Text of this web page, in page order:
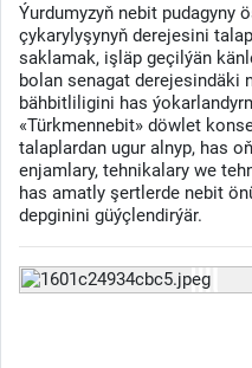
Ýurdumyzyň nebit pudagyny
çykarylyşynyň derejesini
saklamak, işläp geçilýän
bolan senagat derejesindäki
bähbitliligini has
«Türkmennebit» döwlet
talaplardan ugur alnyp, has
enjamlary, tehnikalary we
has amatly şertlerde nebit
depginini güýçlendirýär.